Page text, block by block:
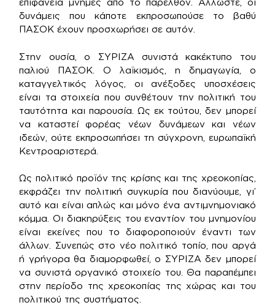
επιφάνεια μνήμες από το παρελθόν. Άλλωστε, οι
δυνάμεις που κάποτε εκπροσωπούσε το βαθύ
ΠΑΣΟΚ έχουν προσχωρήσει σε αυτόν.
Στην ουσία, ο ΣΥΡΙΖΑ συνιστά κακέκτυπο του
παλιού ΠΑΣΟΚ. Ο λαϊκισμός, η δημαγωγία, ο
καταγγελτικός λόγος, οι ανέξοδες υποσχέσεις
είναι τα στοιχεία που συνθέτουν την πολιτική του
ταυτότητα και παρουσία. Ως εκ τούτου, δεν μπορεί
να καταστεί φορέας νέων δυνάμεων και νέων
ιδεών, ούτε εκπροσωπήσει τη σύγχρονη, ευρωπαϊκή
Κεντροαριστερά.
Ως πολιτικό προϊόν της κρίσης και της χρεοκοπίας,
εκφράζει την πολιτική συγκυρία που διανύουμε, γι’
αυτό και είναι απλώς και μόνο ένα αντιμνημονιακό
κόμμα. Οι διακηρύξεις του εναντίον του μνημονίου
είναι εκείνες που το διαφοροποιούν έναντι των
άλλων. Συνεπώς στο νέο πολιτικό τοπίο, που αργά
ή γρήγορα θα διαμορφωθεί, ο ΣΥΡΙΖΑ δεν μπορεί
να συνιστά οργανικό στοιχείο του. Θα παραπέμπει
στην περίοδο της χρεοκοπίας της χώρας και του
πολιτικού της συστήματος.